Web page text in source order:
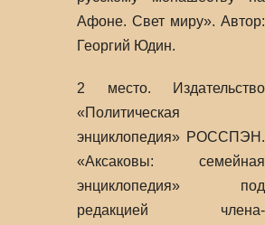
Афоне. Свет миру». Автор:
Георгий Юдин.
2 место. Издательство
«Политическая
энциклопедия» РОССПЭН.
«Аксаковы: семейная
энциклопедия» под
редакцией члена-